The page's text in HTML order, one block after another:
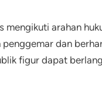
mengikuti arahan
dan
figur dapat